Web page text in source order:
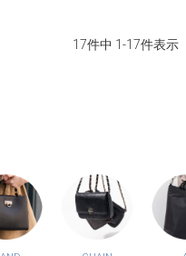
17件中 1-17件表示